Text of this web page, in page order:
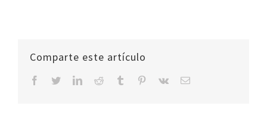
Comparte este artículo
facebooktwitterlinkedinreddit tumblr pinterest
vk
Correo